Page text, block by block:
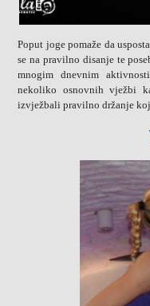
Poput joge pomaže da
se na pravilno disanje te
mnogim dnevnim
nekoliko osnovnih vježbi
izvježbali pravilno držanje